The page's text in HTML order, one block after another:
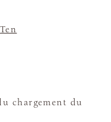
chargement du